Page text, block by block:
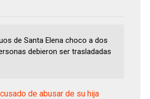
de Santa Elena choco a dos
debieron ser trasladadas
de abusar de su hija